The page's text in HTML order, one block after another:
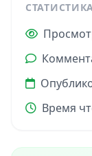
Время